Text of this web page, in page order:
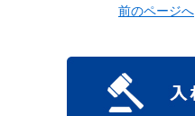
前のページへ